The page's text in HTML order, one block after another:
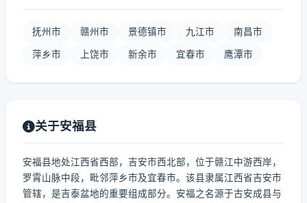
抚州市 赣州市 景德镇市 九江市 南昌市
萍乡市 上饶市 新余市 宜春市 鹰潭市
关于安福县
安福县地处江西省西部，吉安市西北部，位于赣江中游西岸，
罗霄山脉中段，毗邻萍乡市及宜春市。该县隶属江西省吉安市
管辖，是吉泰盆地的重要组成部分。安福之名源于古安成县与